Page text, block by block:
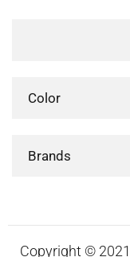
Color
Brands
Copyright ©